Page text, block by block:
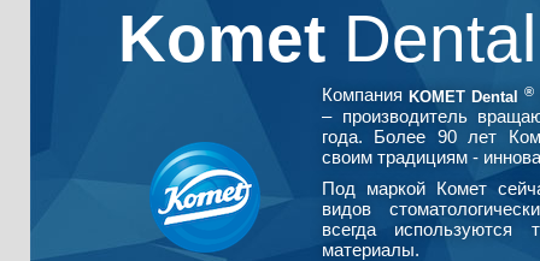
Komet
Компания KOMET Dental ®
– производитель
года. Более 90 лет
своим традициям -
Под маркой Комет
видов
всегда используются
материалы.